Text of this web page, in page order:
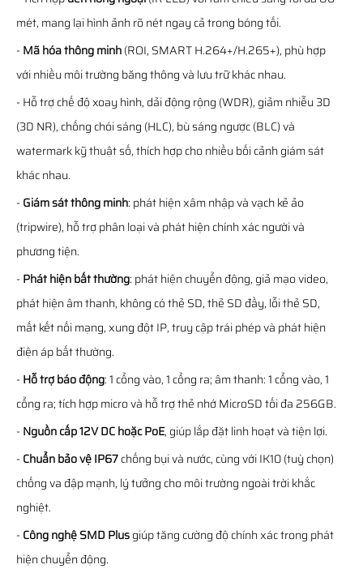
mét, mang lại hình ảnh rõ nét ngay cả trong bóng tối.
- Mã hóa thông minh(ROI, SMART H.264+/H.265+), phù hợp
với nhiều môi trường băng thông và lưu trữ khác nhau.
- Hỗ trợ chế độ xoay hình, dải động rộng (WDR), giảm nhiễu 3D
(3D NR), chống chói sáng (HLC), bù sáng ngược (BLC) và
watermark kỹ thuật số, thích hợp cho nhiều bối cảnh giám sát
khác nhau.
- Giám sát thông minh: phát hiện xâm nhập và vạch kẻ ảo
(tripwire), hỗ trợ phân loại và phát hiện chính xác người và
phương tiện.
- Phát hiện bất thường: phát hiện chuyển động, giả mạo video,
phát hiện âm thanh, không có thẻ SD, thẻ SD đầy, lỗi thẻ SD,
mất kết nối mạng, xung đột IP, truy cập trái phép và phát hiện
điện áp bất thường.
- Hỗ trợ báo động: 1 cổng vào, 1 cổng ra; âm thanh: 1 cổng vào, 1
cổng ra; tích hợp micro và hỗ trợ thẻ nhớ MicroSD tối đa 256GB.
- Nguồn cấp 12V DC hoặc PoE, giúp lắp đặt linh hoạt và tiện lợi.
- Chuẩn bảo vệ IP67chống bụi và nước, cùng với IK10 (tuỳ chọn)
chống va đập mạnh, lý tưởng cho môi trường ngoài trời khắc
nghiệt.
- Công nghệ SMD Plusgiúp tăng cường độ chính xác trong phát
hiện chuyển động.